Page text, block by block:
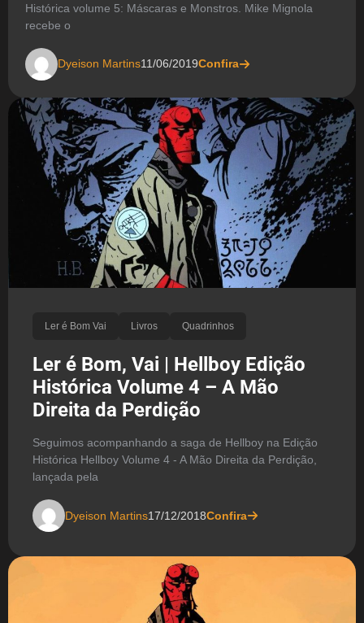
Histórica volume 5: Máscaras e Monstros. Mike Mignola
recebe o
Dyeison Martins11/06/2019Confira
Ler é Bom Vai Livros Quadrinhos
Ler é Bom, Vai | Hellboy Edição
Histórica Volume 4 – A Mão
Direita da Perdição
Seguimos acompanhando a saga de Hellboy na Edição
Histórica Hellboy Volume 4 - A Mão Direita da Perdição,
lançada pela
Dyeison Martins17/12/2018Confira